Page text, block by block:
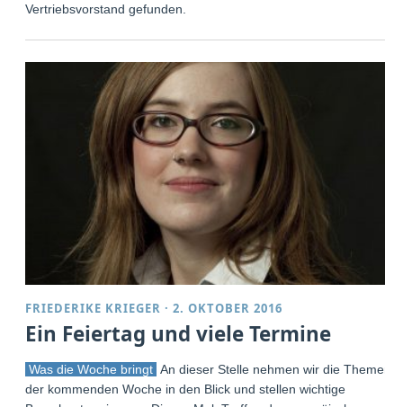
Vertriebsvorstand gefunden.
FRIEDERIKE KRIEGER ·2. OKTOBER 2016
Ein Feiertag und viele Termine
Was die Woche bringt An dieser Stelle nehmen wir die Themen
der kommenden Woche in den Blick und stellen wichtige